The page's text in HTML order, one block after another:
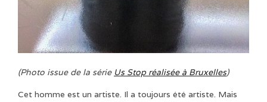
(Photo issue de la série Us Stop réalisée à Bruxelles)
Cet homme est un artiste. Il a toujours été artiste. Mais